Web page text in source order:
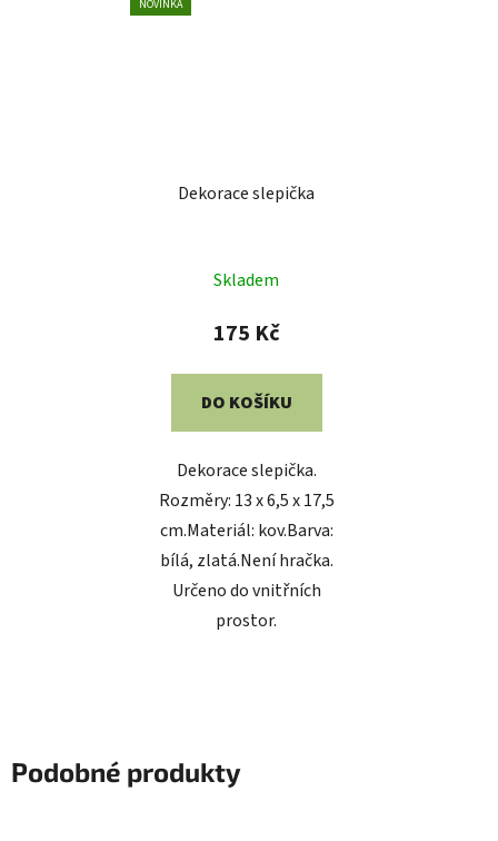
NOVINKA
Dekorace slepička
Skladem
175 Kč
DO KOŠÍKU
Dekorace slepička.
Rozměry: 13 x 6,5 x 17,5
cm.Materiál: kov.Barva:
bílá, zlatá.Není hračka.
Určeno do vnitřních
prostor.
Podobné produkty